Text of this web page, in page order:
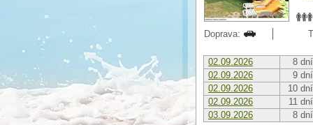
Doprava:
02.09.2026
8 dní
02.09.2026
9 dní
02.09.2026
10 dní
02.09.2026
11 dní
03.09.2026
8 dní